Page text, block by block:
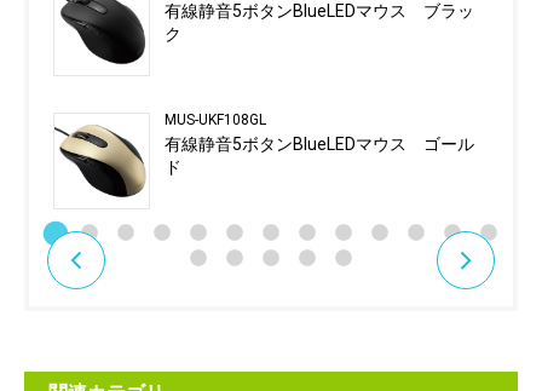
有線静音5ボタンBlueLEDマウス ブラッ
ク
MUS-UKF108GL
有線静音5ボタンBlueLEDマウス ゴール
ド